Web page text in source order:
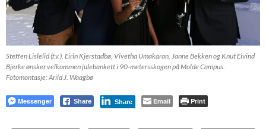
Steffen Lislelid (f.v.), Eirin Kjerstadbø, Vivetha Umakaran, Janne Bekken og Knut Eivind
Bjerke ønsker velkommen julebankett i 90-metersskogen på Molde Campus.
Fotomontasje: Arild J. Waagbø
Messenger Share Share Email Print